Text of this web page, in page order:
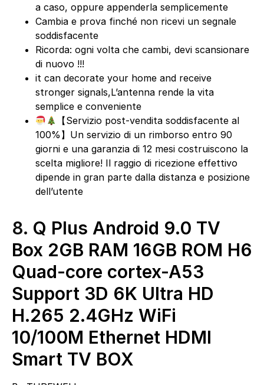
a caso, oppure appenderla semplicemente
Cambia e prova finché non ricevi un segnale
soddisfacente
Ricorda: ogni volta che cambi, devi scansionare
di nuovo !!!
it can decorate your home and receive
stronger signals,L’antenna rende la vita
semplice e conveniente
【Servizio post-vendita soddisfacente al
100%】Un servizio di un rimborso entro 90
giorni e una garanzia di 12 mesi costruiscono la
scelta migliore! Il raggio di ricezione effettivo
dipende in gran parte dalla distanza e posizione
dell’utente
8. Q Plus Android 9.0 TV
Box 2GB RAM 16GB ROM H6
Quad-core cortex-A53
Support 3D 6K Ultra HD
H.265 2.4GHz WiFi
10/100M Ethernet HDMI
Smart TV BOX